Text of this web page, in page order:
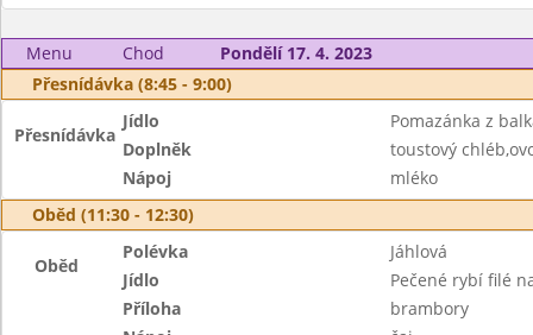
Menu Chod
Pondělí 17. 4. 2023
Přesnídávka (8:45 - 9:00)
Přesnídávka
Jídlo
Pomazánka z
Doplněk
toustový
Nápoj
mléko
Oběd (11:30 - 12:30)
Oběd
Polévka
Jáhlová
Jídlo
Pečené rybí filé
Příloha
brambory